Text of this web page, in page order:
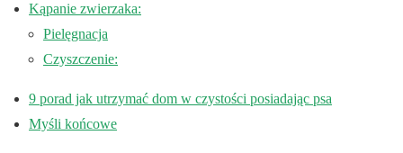
Kąpanie zwierzaka:
Pielęgnacja
Czyszczenie:
9 porad jak utrzymać dom w czystości posiadając psa
Myśli końcowe